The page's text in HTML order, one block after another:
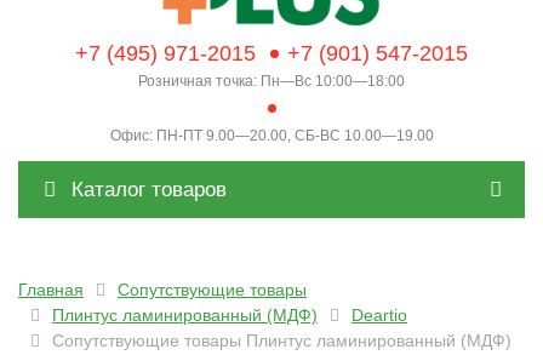
+7 (495) 971-2015 +7 (901) 547-2015
Розничная точка: Пн—Вс 10:00—18:00
Офис: ПН-ПТ 9.00—20.00, СБ-ВС 10.00—19.00
Каталог товаров
Главная
Сопутствующие товары
Плинтус ламинированный (МДФ)
Deartio
Сопутствующие товары Плинтус ламинированный (МДФ)